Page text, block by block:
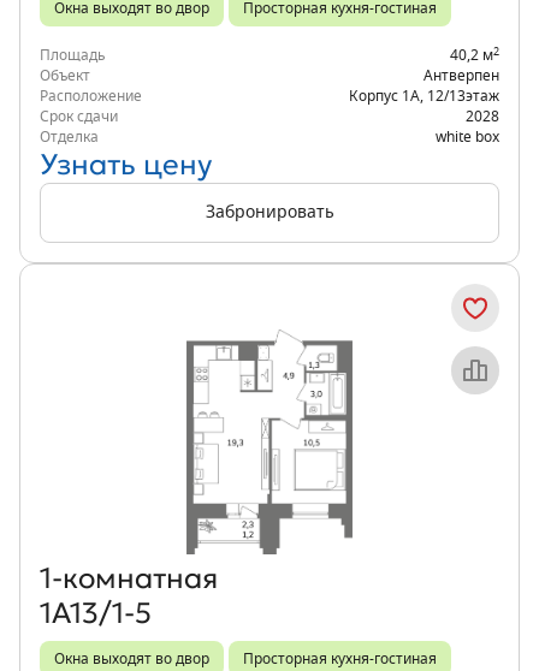
Окна выходят во двор Просторная кухня-гостиная
Площадь 40,2 м2
Объект
Антверпен
Расположение
Корпус 1А 12/13этаж
Срок сдачи
2028
Отделка
white box
Узнать цену
Забронировать
Объект месяца
1‑комнатная
1А13/1-5
Окна выходят во двор Просторная кухня-гостиная